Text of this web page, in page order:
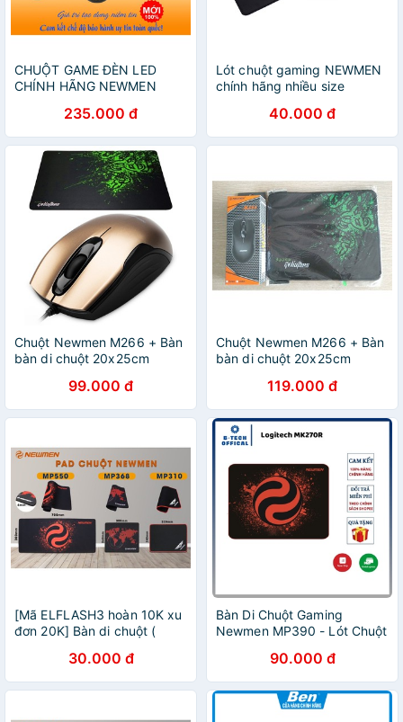
CHUỘT GAME ĐÈN LED
CHÍNH HÃNG NEWMEN
235.000 đ
Lót chuột gaming NEWMEN
chính hãng nhiều size
40.000 đ
Chuột Newmen M266 + Bàn
bàn di chuột 20x25cm
99.000 đ
Chuột Newmen M266 + Bàn
bàn di chuột 20x25cm
119.000 đ
[Mã ELFLASH3 hoàn 10K xu
đơn 20K] Bàn di chuột (
30.000 đ
Bàn Di Chuột Gaming
Newmen MP390 - Lót Chuột
90.000 đ